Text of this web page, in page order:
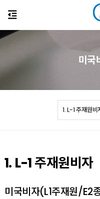
1. L-1 주재원비
미국
1. L-1 주재원비자
미국비자(L1주재원/E2